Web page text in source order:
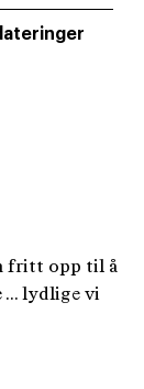
fritt opp til å
lydlige vi